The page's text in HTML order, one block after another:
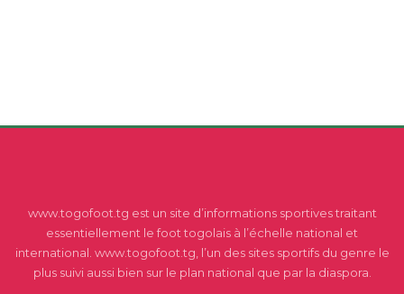
www.togofoot.tg est un site d’informations sportives traitant
essentiellement le foot togolais à l’échelle national et
international. www.togofoot.tg, l’un des sites sportifs du genre le
plus suivi aussi bien sur le plan national que par la diaspora.